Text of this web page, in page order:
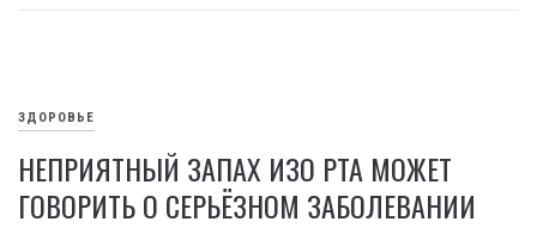
ЗДОРОВЬЕ
НЕПРИЯТНЫЙ ЗАПАХ ИЗО РТА МОЖЕТ
ГОВОРИТЬ О СЕРЬЁЗНОМ ЗАБОЛЕВАНИИ